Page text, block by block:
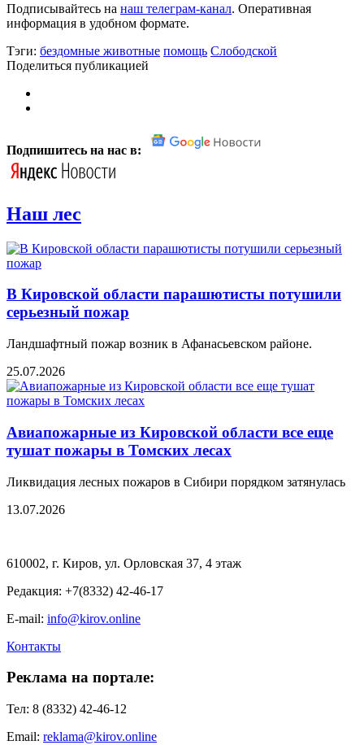
Подписывайтесь на наш телеграм-канал. Оперативная
информация в удобном формате.
Тэги: бездомные животные помощь Слободской
Поделиться публикацией
Подпишитесь на нас в:
Наш лес
В Кировской области парашютисты потушили
серьезный пожар
Ландшафтный пожар возник в Афанасьевском районе.
25.07.2026
Авиапожарные из Кировской области все еще
тушат пожары в Томских лесах
Ликвидация лесных пожаров в Сибири порядком затянулась
13.07.2026
610002, г. Киров, ул. Орловская 37, 4 этаж
Редакция: +7(8332) 42-46-17
E-mail: info@kirov.online
Контакты
Реклама на портале:
Тел: 8 (8332) 42-46-12
Email: reklama@kirov.online